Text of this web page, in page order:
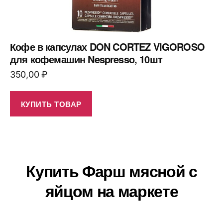
Кофе в капсулах DON CORTEZ VIGOROSO
для кофемашин Nespresso, 10шт
350,00₽
КУПИТЬ ТОВАР
Купить Фарш мясной с
яйцом на маркете